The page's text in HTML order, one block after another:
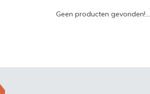
Geen producten gevonden!...